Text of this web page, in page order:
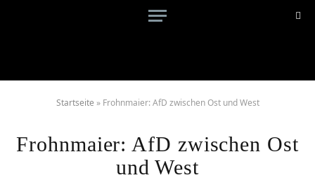
Startseite » Frohnmaier: AfD zwischen Ost und West
Frohnmaier: AfD zwischen Ost
und West